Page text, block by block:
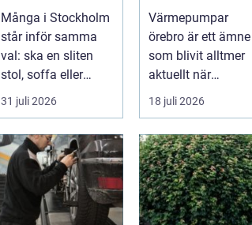
och vackra
möbler
Många i Stockholm
står inför samma
val: ska en sliten
stol, soffa eller
fåtölj slängas,
säljas billi...
31 juli 2026
hus och
fastigheter
Värmepumpar
örebro är ett ämne
som blivit alltmer
aktuellt när
energipriser stiger
och fler vill sän...
18 juli 2026